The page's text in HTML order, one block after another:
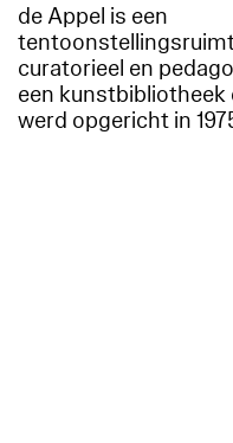
de Appel is een
curatorieel en
een
werd opgericht in